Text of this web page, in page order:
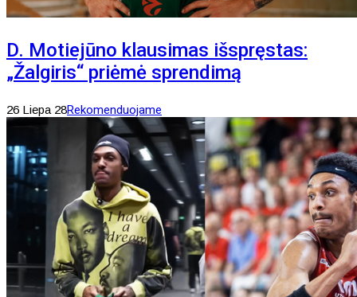
D. Motiejūno klausimas išspręstas:
„Žalgiris“ priėmė sprendimą
26 Liepa 28Rekomenduojame